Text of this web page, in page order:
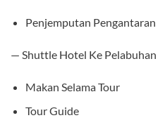
Penjemputan Pengantaran
— Shuttle Hotel Ke Pelabuhan
Makan Selama Tour
Tour Guide